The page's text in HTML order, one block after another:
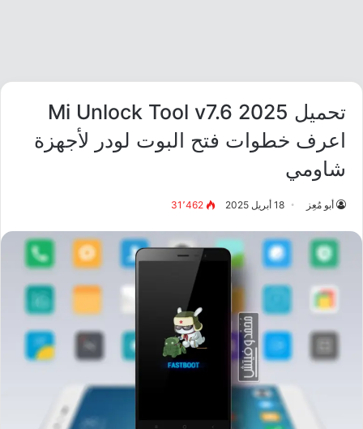
تحميل Mi Unlock Tool v7.6 2025
اعرف خطوات فتح البوت لودر لأجهزة
شاومي
أبو مُعِز 18 أبريل 2025 31٬462